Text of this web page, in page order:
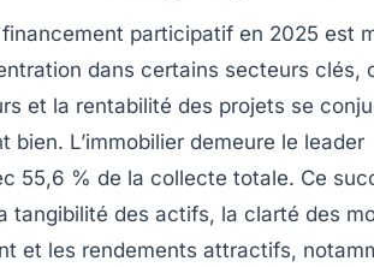
participatif en 2025 est
dans certains secteurs clés,
et la rentabilité des projets se
bien. L’immobilier demeure le leader
55,6 % de la collecte totale. Ce
tangibilité des actifs, la clarté des
et les rendements attractifs,